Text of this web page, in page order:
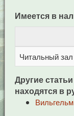
Имеется в
Читальный
Другие
находятся в